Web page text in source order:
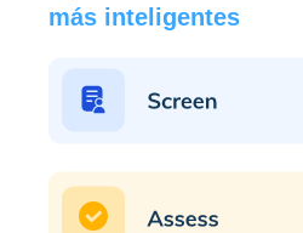
más inteligentes